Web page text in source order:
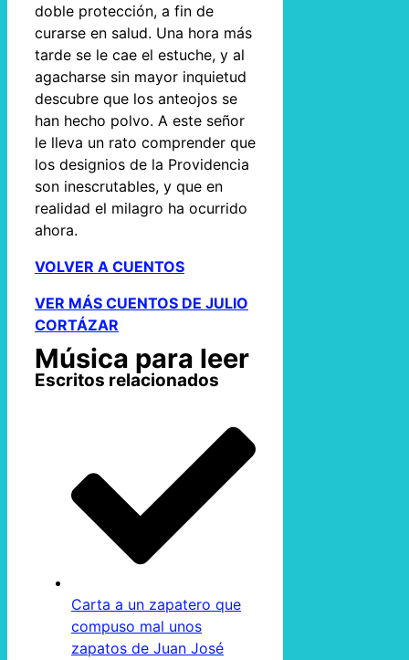
doble protección, a fin de
curarse en salud. Una hora más
tarde se le cae el estuche, y al
agacharse sin mayor inquietud
descubre que los anteojos se
han hecho polvo. A este señor
le lleva un rato comprender que
los designios de la Providencia
son inescrutables, y que en
realidad el milagro ha ocurrido
ahora.
VOLVER A CUENTOS
VER MÁS CUENTOS DE JULIO
CORTÁZAR
Música para leer
Escritos relacionados
Carta a un zapatero que
compuso mal unos
zapatos de Juan José